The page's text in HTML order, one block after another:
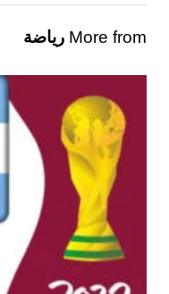
More from رياضة